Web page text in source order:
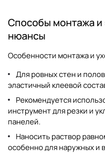
Способы монтажа
нюансы
Особенности монтажа и
Для ровных стен и
эластичный клеевой
Рекомендуется
инструмент для резки и
панелей.
Наносить раствор
особенно для наружных и